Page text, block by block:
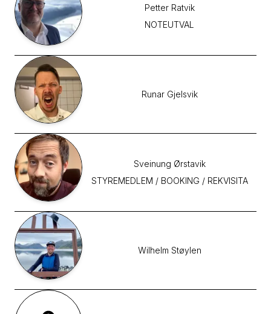
Petter Ratvik
NOTEUTVAL
Runar Gjelsvik
Sveinung Ørstavik
STYREMEDLEM / BOOKING / REKVISITA
Wilhelm Støylen